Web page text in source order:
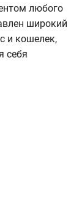
любого
широкий
и кошелек,
себя